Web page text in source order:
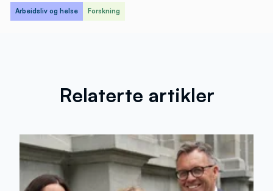
Arbeidsliv og helse Forskning
Relaterte artikler